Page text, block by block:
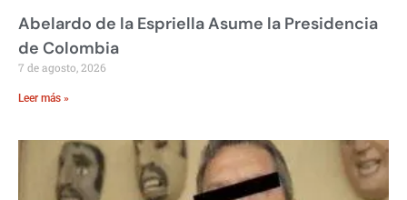
Abelardo de la Espriella Asume la Presidencia
de Colombia
7 de agosto, 2026
Leer más »